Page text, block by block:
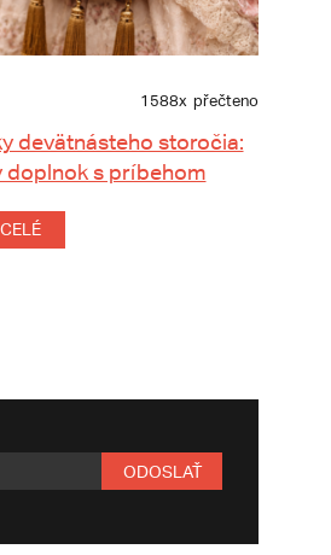
1588x přečteno
devätnásteho storočia:
doplnok s príbehom
ODOSLAŤ